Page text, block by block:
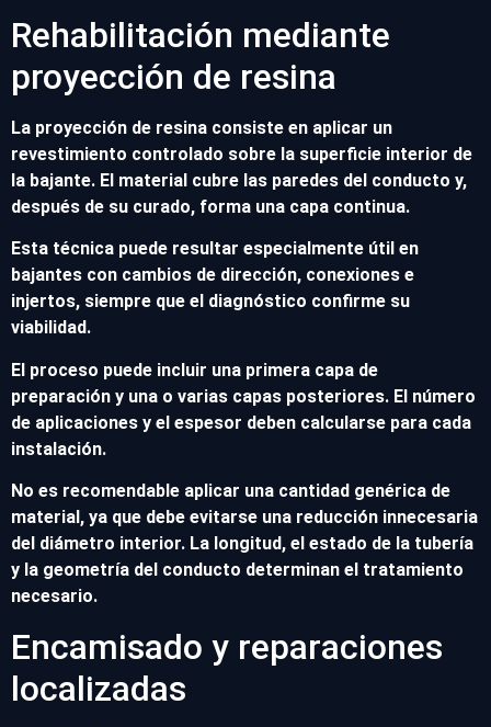
Rehabilitación mediante
proyección de resina
La proyección de resina consiste en aplicar un
revestimiento controlado sobre la superficie interior de
la bajante. El material cubre las paredes del conducto y,
después de su curado, forma una capa continua.
Esta técnica puede resultar especialmente útil en
bajantes con cambios de dirección, conexiones e
injertos, siempre que el diagnóstico confirme su
viabilidad.
El proceso puede incluir una primera capa de
preparación y una o varias capas posteriores. El número
de aplicaciones y el espesor deben calcularse para cada
instalación.
No es recomendable aplicar una cantidad genérica de
material, ya que debe evitarse una reducción innecesaria
del diámetro interior. La longitud, el estado de la tubería
y la geometría del conducto determinan el tratamiento
necesario.
Encamisado y reparaciones
localizadas